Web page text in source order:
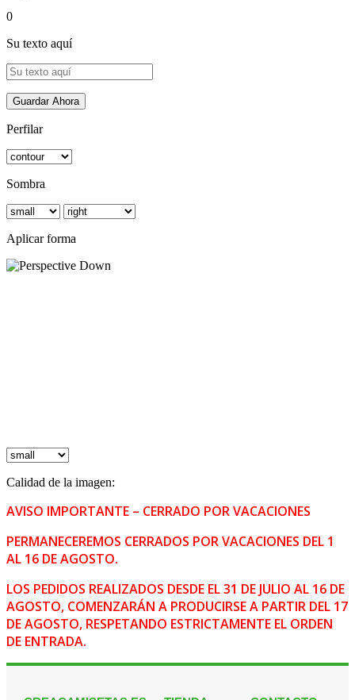
0
Su texto aquí
Guardar Ahora
Perfilar
Sombra
Aplicar forma
Calidad de la imagen:
AVISO IMPORTANTE – CERRADO POR VACACIONES
PERMANECEREMOS CERRADOS POR VACACIONES DEL 1
AL 16 DE AGOSTO.
LOS PEDIDOS REALIZADOS DESDE EL 31 DE JULIO AL 16 DE
AGOSTO, COMENZARÁN A PRODUCIRSE A PARTIR DEL 17
DE AGOSTO, RESPETANDO ESTRICTAMENTE EL ORDEN
DE ENTRADA.